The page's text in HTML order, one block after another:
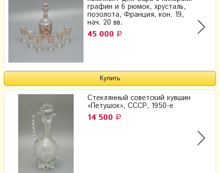
графин и 6 рюмок, хрусталь,
позолота, Франция, кон. 19,
нач. 20 вв.
45 000 Р
Стеклянный советский кувшин
«Петушок», СССР, 1950-е
14 500 Р